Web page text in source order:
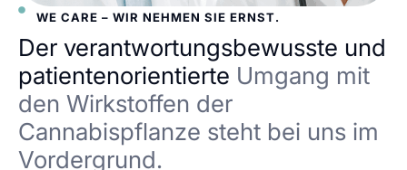
WE CARE – WIR NEHMEN SIE ERNST.
Der verantwortungsbewusste und
patientenorientierte Umgang mit
den Wirkstoffen der
Cannabispflanze steht bei uns im
Vordergrund.